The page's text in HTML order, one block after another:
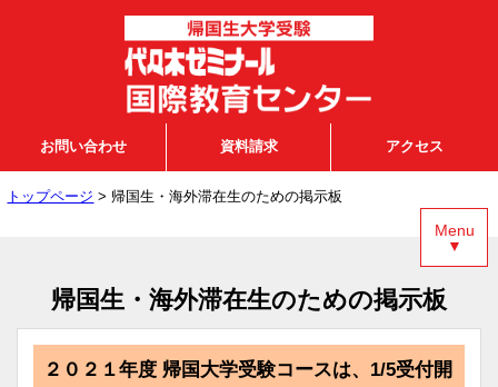
Menu
▼
お問い合わせ 資料請求 アクセス
トップページ > 帰国生・海外滞在生のための掲示板
帰国生・海外滞在生のための掲示板
２０２１年度 帰国大学受験コースは、1/5受付開